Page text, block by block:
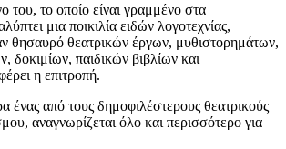
του, το οποίο είναι γραμμένο στα
μια ποικιλία ειδών λογοτεχνίας,
θησαυρό θεατρικών έργων, μυθιστορημάτων,
δοκιμίων, παιδικών βιβλίων και
η επιτροπή.
ένας από τους δημοφιλέστερους θεατρικούς
αναγνωρίζεται όλο και περισσότερο για